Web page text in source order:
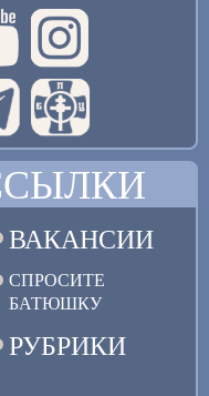
ВАКАНСИИ
СПРОСИТЕ
БАТЮШКУ
РУБРИКИ